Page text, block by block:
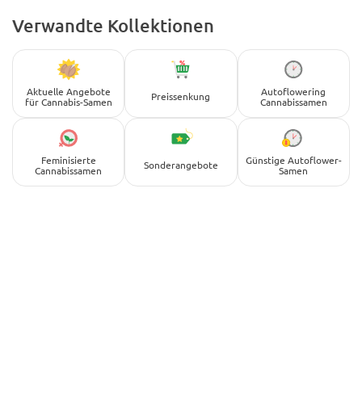
Verwandte Kollektionen
Aktuelle Angebote
für Cannabis-Samen
Preissenkung
Autoflowering
Cannabissamen
Feminisierte
Cannabissamen
Sonderangebote
Günstige Autoflower-
Samen